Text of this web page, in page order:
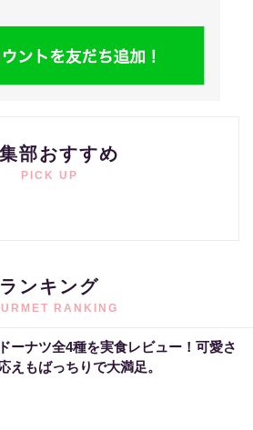
部おすすめ
PICK UP
ランキング
RANKING
ーナツ全4種を実食レビュー！可愛さ
えもばっちりで大満足。